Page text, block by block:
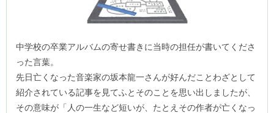
中学校の卒業アルバムの寄せ書きに当時の担任が書いてくださ
った言葉。
先日亡くなった音楽家の坂本龍一さんが好んだことわざとして
紹介されている記事を見てふとそのことを思い出しましたが、
その意味が「人の一生など短いが、たとえその作者が亡くなっ